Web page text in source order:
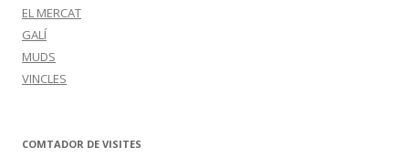
EL MERCAT
GALÍ
MUDS
VINCLES
COMTADOR DE VISITES